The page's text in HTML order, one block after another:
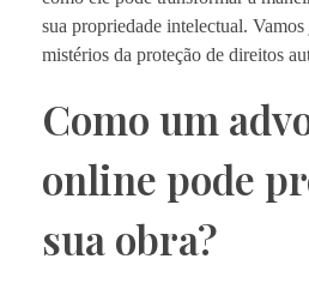
sua propriedade intelectual.
mistérios da proteção de direitos
Como um
online pode
sua obra?